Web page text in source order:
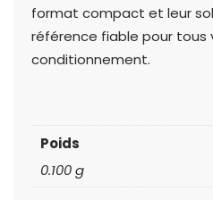
format compact et leur
référence fiable pour tous
conditionnement.
Poids
0.100 g